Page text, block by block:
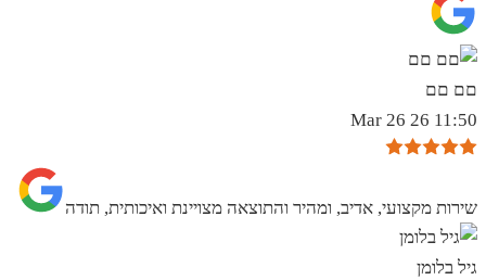
םם םם
11:50 26 Mar 26
שירות מקצועי, אדיב, ומהיר והתוצאה מצויינת ואיכותית, תודה
גיל בלומן